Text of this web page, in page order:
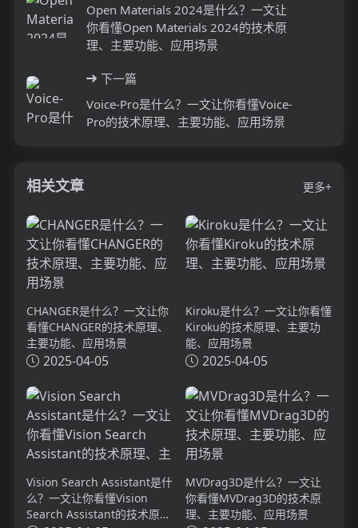
Open Materials 2024是什么？一文让
你看懂Open Materials 2024的技术原
理、主要功能、应用场景
下一篇
Voice-Pro是什么？一文让你看懂Voice-
Pro的技术原理、主要功能、应用场景
相关文章 更多+
CHANGER是什么？一文让你
看懂CHANGER的技术原理、
主要功能、应用场景
2025-04-05
Kiroku是什么？一文让你看懂
Kiroku的技术原理、主要功
能、应用场景
2025-04-05
Vision Search Assistant是什
么？一文让你看懂Vision
Search Assistant的技术原
MVDrag3D是什么？一文让
你看懂MVDrag3D的技术原
理、主要功能、应用场景